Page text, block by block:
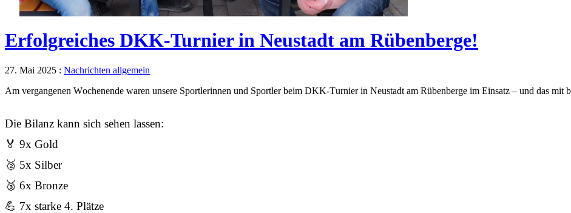
Erfolgreiches DKK-Turnier in Neustadt am Rübenberge!
27. Mai 2025 : Nachrichten allgemein
Am vergangenen Wochenende waren unsere Sportlerinnen und Sportler beim DKK-Turnier in Neustadt am Rübenberge im Einsatz – und das mit
Die Bilanz kann sich sehen lassen:
🏅 9x Gold
🥈 5x Silber
🥉 6x Bronze
💪 7x starke 4. Plätze